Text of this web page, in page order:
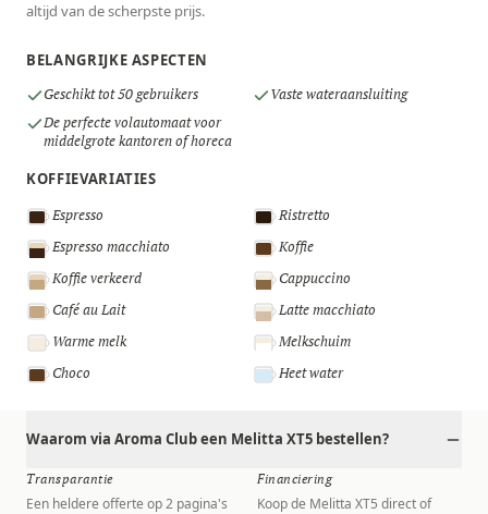
altijd van de scherpste prijs.
BELANGRIJKE ASPECTEN
Geschikt tot 50 gebruikers
Vaste wateraansluiting
De perfecte volautomaat voor
middelgrote kantoren of horeca
KOFFIEVARIATIES
Espresso
Ristretto
Espresso macchiato
Koffie
Koffie verkeerd
Cappuccino
Café au Lait
Latte macchiato
Warme melk
Melkschuim
Choco
Heet water
Waarom via Aroma Club een Melitta XT5 bestellen?
Transparantie
Een heldere offerte op 2 pagina's
Financiering
Koop de Melitta XT5 direct of